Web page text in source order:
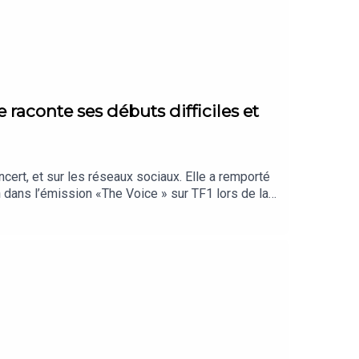
raconte ses débuts difficiles et
et sur les réseaux sociaux. Elle a remporté
l’émission «The Voice » sur TF1 lors de la
serveuse dans un restaurant en rêvant
son petit ami quand elle était adolescente. En
toutes les plates-formes audio : Apple
: Pierre Chausse - Rédacteur en chef :
Réalisation et mixage : Julien Montcouquiol -